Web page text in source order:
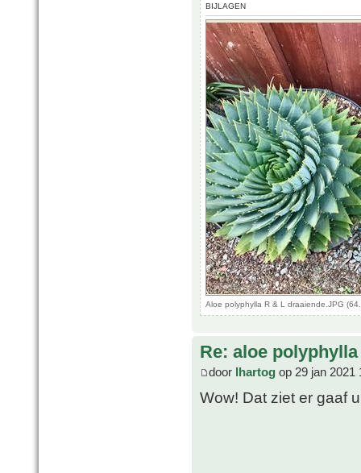
BIJLAGEN
Aloe polyphylla R & L draaiende.JPG
Re: aloe polyphylla
door lhartog op 29 jan 2021
Wow! Dat ziet er gaaf